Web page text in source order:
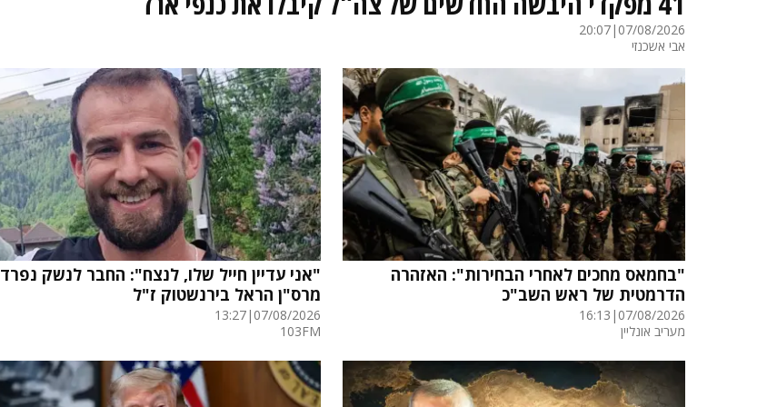
07/08/2026
|
20:07
אבי אשכנזי
"בחמאס מחכים לאחרי הבחירות": האזהרה
הדרמטית של ראש השב"כ
07/08/2026
|
16:13
מעריב אונליין
"אני עדיין חייל שלו, לנצח": החבר לנשק נפרד
מרס"ן הראל בירנשטוק ז"ל
07/08/2026
|
13:27
103FM